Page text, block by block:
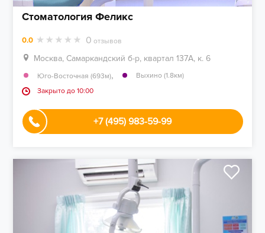
Стоматология Феликс
0.0 0 отзывов
Москва, Самаркандский б-р, квартал 137А, к. 6
Юго-Восточная (693м),
Выхино (1.8км)
Закрыто до 10:00
+7 (495) 983-59-99